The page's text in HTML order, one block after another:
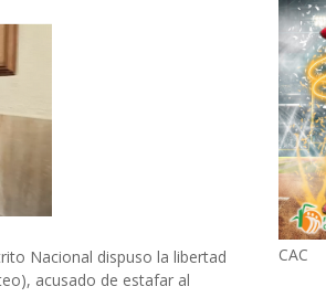
Nacional dispuso la libertad
acusado de estafar al
CAC